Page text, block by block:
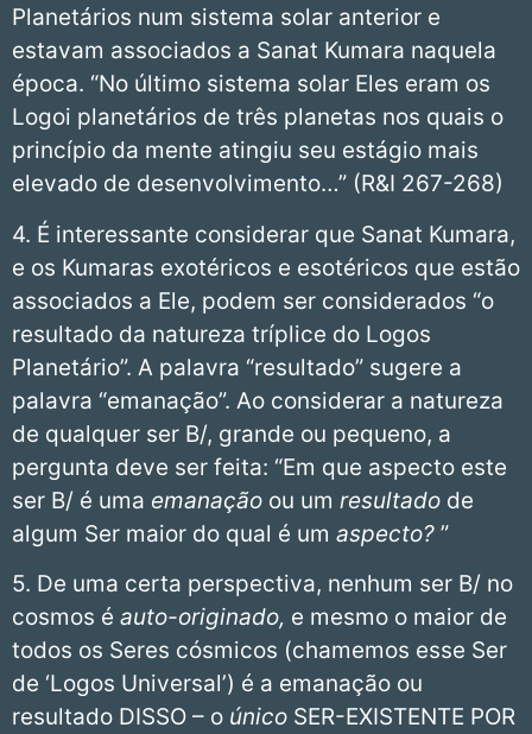
Planetários num sistema solar anterior e
estavam associados a Sanat Kumara naquela
época. “No último sistema solar Eles eram os
Logoi planetários de três planetas nos quais o
princípio da mente atingiu seu estágio mais
elevado de desenvolvimento…” (R&I 267-268)
4. É interessante considerar que Sanat Kumara,
e os Kumaras exotéricos e esotéricos que estão
associados a Ele, podem ser considerados “o
resultado da natureza tríplice do Logos
Planetário”. A palavra “resultado” sugere a
palavra “emanação”. Ao considerar a natureza
de qualquer ser B/, grande ou pequeno, a
pergunta deve ser feita: “Em que aspecto este
ser B/ é uma emanação ou um resultado de
algum Ser maior do qual é um aspecto? ”
5. De uma certa perspectiva, nenhum ser B/ no
cosmos é auto-originado, e mesmo o maior de
todos os Seres cósmicos (chamemos esse Ser
de ‘Logos Universal’) é a emanação ou
resultado DISSO – o único SER-EXISTENTE POR